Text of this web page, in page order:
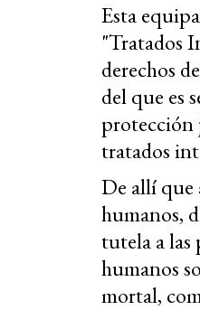
Esta
"Tratados
derechos
del que es
protección
tratados
De allí que
humanos,
tutela a las
humanos
mortal,